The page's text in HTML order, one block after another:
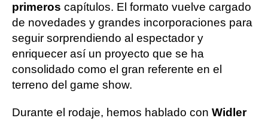
primeros capítulos. El formato vuelve cargado
de novedades y grandes incorporaciones para
seguir sorprendiendo al espectador y
enriquecer así un proyecto que se ha
consolidado como el gran referente en el
terreno del game show.
Durante el rodaje, hemos hablado con Widler